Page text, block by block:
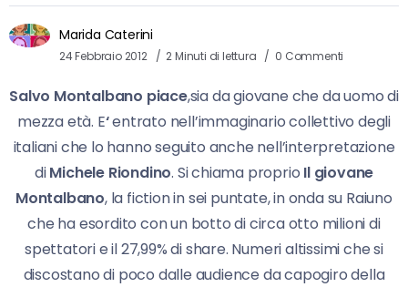
Marida Caterini
24 Febbraio 2012 2 Minuti di lettura 0 Commenti
Salvo Montalbano piace,sia da giovane che da uomo di
mezza età. E‘entrato nell’immaginario collettivo degli
italiani che lo hanno seguito anche nell’interpretazione
diMichele Riondino. Si chiama proprio Il giovane
Montalbano, la fiction in sei puntate, in onda su Raiuno
che ha esordito con un botto di circa otto milioni di
spettatori e il 27,99% di share. Numeri altissimi che si
discostano di poco dalle audience da capogiro della